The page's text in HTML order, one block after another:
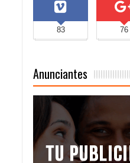
83 76
Anunciantes